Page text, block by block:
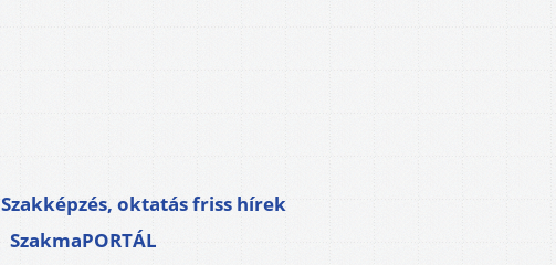
Szakképzés, oktatás friss hírek
SzakmaPORTÁL